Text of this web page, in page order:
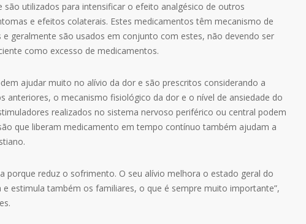
são utilizados para intensificar o efeito analgésico de outros
e efeitos colaterais. Estes medicamentos têm mecanismo de
e geralmente são usados em conjunto com estes, não devendo ser
como excesso de medicamentos.
ajudar muito no alívio da dor e são prescritos considerando a
anteriores, o mecanismo fisiológico da dor e o nível de ansiedade do
realizados no sistema nervoso periférico ou central podem
que liberam medicamento em tempo contínuo também ajudam a
porque reduz o sofrimento. O seu alívio melhora o estado geral do
estimula também os familiares, o que é sempre muito importante”,